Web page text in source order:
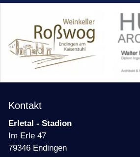
Kontakt
Erletal - Stadion
Im Erle 47
79346 Endingen